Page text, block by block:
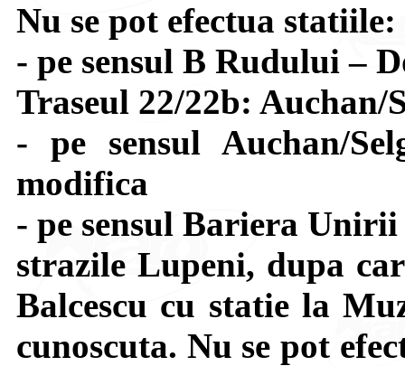
Nu se pot efectua
- pe sensul B Rudului –
Traseul 22/22b:
- pe sensul Auchan/
modifica
- pe sensul Bariera
strazile Lupeni, dupa
Balcescu cu statie la
cunoscuta. Nu se pot